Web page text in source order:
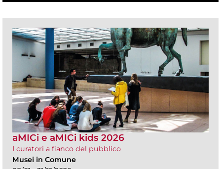
aMICi e aMICi kids 2026
I curatori a fianco del pubblico
Musei in Comune